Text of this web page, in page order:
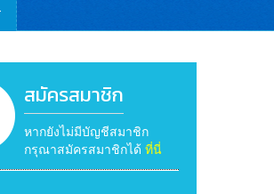
สมัครสมาชิก
หากยังไม่มีบัญชีสมาชิก
กรุณาสมัครสมาชิกได้ ที่นี่